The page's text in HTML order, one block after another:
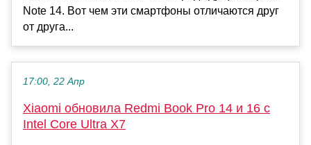
Note 14. Вот чем эти смартфоны отличаются друг
от друга...
17:00, 22 Апр
Xiaomi обновила Redmi Book Pro 14 и 16 с
Intel Core Ultra X7